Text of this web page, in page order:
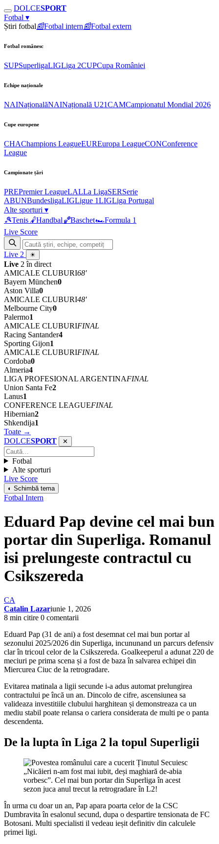
DOLCESPORT
Fotbal ▾
Știri fotbal📰Fotbal intern📰Fotbal extern
Fotbal românesc
SUPSuperligaLIGLiga 2CUPCupa României
Echipe naționale
NAINaționalăNAINațională U21CAMCampionatul Mondial 2026
Cupe europene
CHAChampions LeagueEUREuropa LeagueCONConference
League
Campionate țări
PREPremier LeagueLALLa LigaSERSerie
ABUNBundesligaLIGLigue 1LIGLiga Portugal
Alte sporturi ▾
🎾Tenis 🤾Handbal🏀Baschet🏎Formula 1
Live Score
Live 2 ☀
Live 2 în direct
AMICALE CLUBURI68'
Bayern München0
Aston Villa0
AMICALE CLUBURI48'
Melbourne City0
Palermo1
AMICALE CLUBURIFINAL
Racing Santander4
Sporting Gijon1
AMICALE CLUBURIFINAL
Cordoba0
Almeria4
LIGA PROFESIONAL ARGENTINAFINAL
Union Santa Fe2
Lanus1
CONFERENCE LEAGUEFINAL
Hibernian2
Shkendija1
Toate →
DOLCESPORT ✕
Fotbal
Alte sporturi
Live Score
◐ Schimbă tema
Fotbal Intern
Eduard Pap devine cel mai bun
portar din Superliga. Romanul
isi prelungeste contractul cu
Csikszereda
CA
Catalin Lazariunie 1, 2026
8 min citire 0 comentarii
Eduard Pap (31 de ani) a fost desemnat cel mai bun portar al
sezonului 2025/2026 din Superliga, incununand un parcurs defensiv
clar în tricoul celor de la Csikszereda. Goalkeeperul a adunat 220 de
meciuri pe prima scena și a fost de baza în salvarea echipei din
Miercurea Ciuc de la retrogradare.
Evitarea matinala a ligii secunde i-a adus automat prelungirea
contractului pe încă un an. Dincolo de cifre, ascensiunea sa
valideaza investitiile clubului harghitean și demonstreaza ca un
mediu stabil poate relansa o cariera considerata de multi pe o panta
descendenta.
De la lupta în Liga 2 la topul Superligii
În urma cu doar un an, Pap apara poarta celor de la CSC
Dumbravita în esalonul secund, dupa o despartire tensionata de FC
Botosani. Multi specialisti il vedeau ieșit definitiv din calculele
primei ligi.